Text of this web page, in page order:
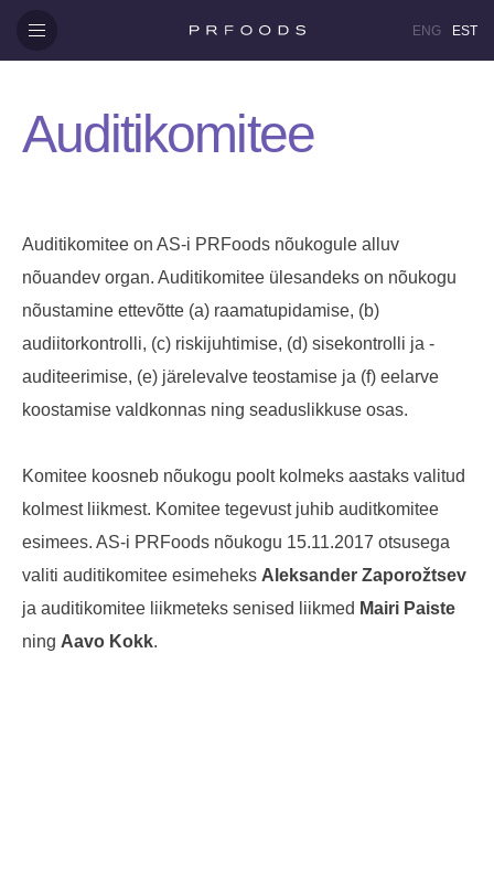
ENG EST
Auditikomitee
Auditikomitee on AS-i PRFoods nõukogule alluv
nõuandev organ. Auditikomitee ülesandeks on nõukogu
nõustamine ettevõtte (a) raamatupidamise, (b)
audiitorkontrolli, (c) riskijuhtimise, (d) sisekontrolli ja -
auditeerimise, (e) järelevalve teostamise ja (f) eelarve
koostamise valdkonnas ning seaduslikkuse osas.
Komitee koosneb nõukogu poolt kolmeks aastaks valitud
kolmest liikmest. Komitee tegevust juhib auditkomitee
esimees. AS-i PRFoods nõukogu 15.11.2017 otsusega
valiti auditikomitee esimeheks Aleksander Zaporožtsev
ja auditikomitee liikmeteks senised liikmed Mairi Paiste
ning Aavo Kokk.